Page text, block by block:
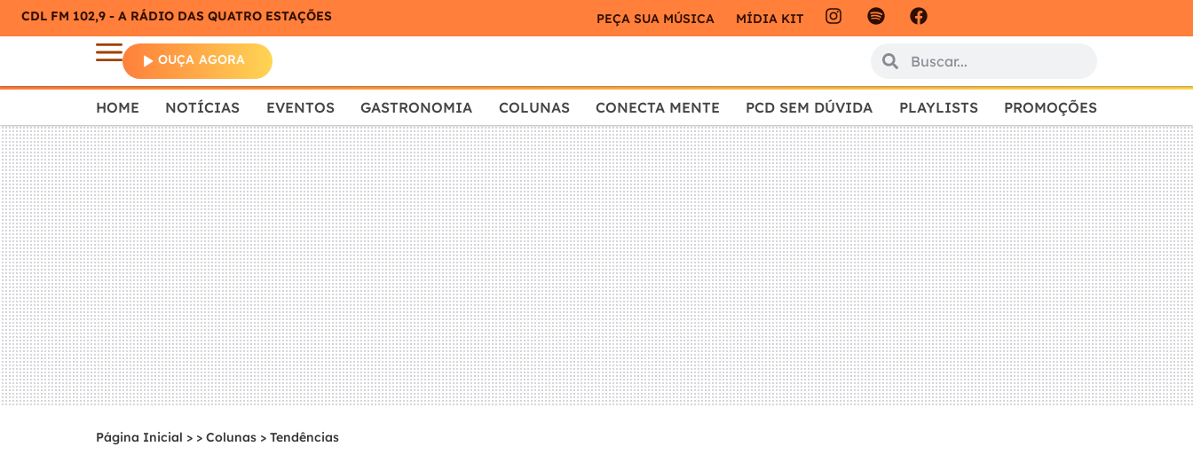
CDL FM 102,9 - A RÁDIO DAS QUATRO ESTAÇÕES PEÇA SUA MÚSICA MÍDIA KIT
OUÇA AGORA
HOME NOTÍCIAS EVENTOS GASTRONOMIA COLUNAS CONECTA MENTE PCD SEM DÚVIDA PLAYLISTS PROMOÇÕES
Página Inicial > Colunas > Tendências